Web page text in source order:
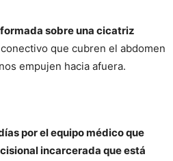
sobre una cicatriz
que cubren el abdomen
empujen hacia afuera.
por el equipo médico que
incarcerada que está